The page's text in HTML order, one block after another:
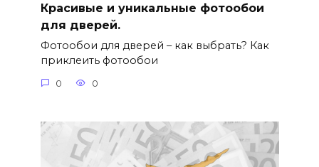
Красивые и уникальные фотообои
для дверей.
Фотообои для дверей – как выбрать? Как
приклеить фотообои
0 0